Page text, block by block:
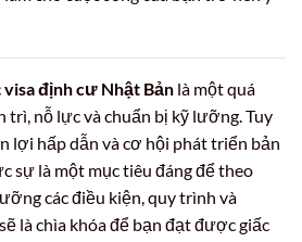
visa định cư Nhật Bản là một quá
trì, nỗ lực và chuẩn bị kỹ lưỡng. Tuy
lợi hấp dẫn và cơ hội phát triển bản
sự là một mục tiêu đáng để theo
các điều kiện, quy trình và
là chìa khóa để bạn đạt được giấc